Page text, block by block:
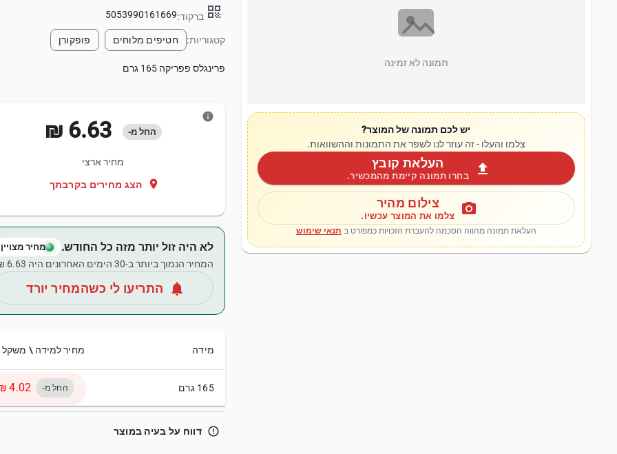
תמונה לא זמינה
יש לכם תמונה של המוצר?
צלמו והעלו - זה עוזר לנו לשפר את התמונות וההשוואות.
upload העלאת קובץ
בחרו תמונה קיימת מהמכשיר.
photo_camera צילום מהיר
צלמו את המוצר עכשיו.
העלאת תמונה מהווה הסכמה להעברת הזכויות כמפורט ב תנאי שימוש
qr_code ברקוד:5053990161669
קטגוריות: חטיפים מלוחים פופקורן
פרינגלס פפריקה 165 גרם
החל מ- ‏6.63 ‏₪
מחיר ארצי
location_on הצג מחירים בקרבתך
info
לא היה זול יותר מזה כל החודש. מחיר מצויין
המחיר הנמוך ביותר ב-30 הימים האחרונים היה ‏6.63 ‏₪.
notifications התריעו לי כשהמחיר יורד
מידה מחיר למידה \ משקל
165 גרם החל מ-
error_outline דווח על בעיה במוצר